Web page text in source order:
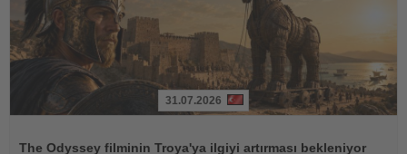
31.07.2026
The Odyssey filminin Troya'ya ilgiyi artırması bekleniyor